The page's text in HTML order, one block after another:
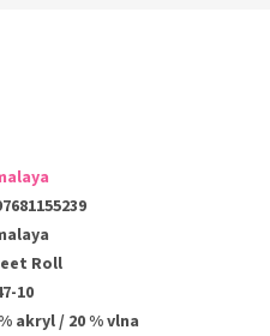
Roll
10
akryl / 20 % vlna